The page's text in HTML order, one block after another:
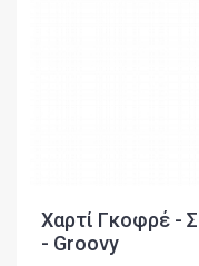
Χαρτί Γκοφρέ -
- Groovy